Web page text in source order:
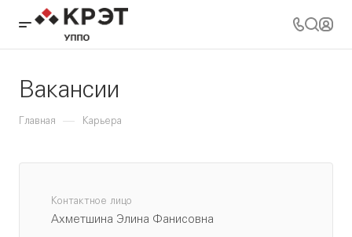
Вакансии
Главная — Карьера
Контактное лицо
Ахметшина Элина Фанисовна